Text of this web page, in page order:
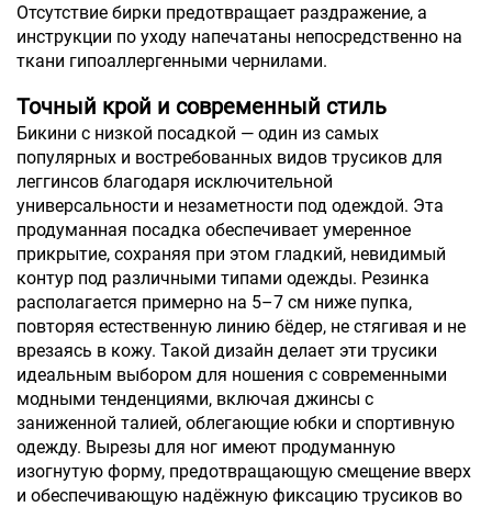
Отсутствие бирки предотвращает раздражение, а
инструкции по уходу напечатаны непосредственно на
ткани гипоаллергенными чернилами.
Точный крой и современный стиль
Бикини с низкой посадкой — один из самых
популярных и востребованных видов трусиков для
леггинсов благодаря исключительной
универсальности и незаметности под одеждой. Эта
продуманная посадка обеспечивает умеренное
прикрытие, сохраняя при этом гладкий, невидимый
контур под различными типами одежды. Резинка
располагается примерно на 5–7 см ниже пупка,
повторяя естественную линию бёдер, не стягивая и не
врезаясь в кожу. Такой дизайн делает эти трусики
идеальным выбором для ношения с современными
модными тенденциями, включая джинсы с
заниженной талией, облегающие юбки и спортивную
одежду. Вырезы для ног имеют продуманную
изогнутую форму, предотвращающую смещение вверх
и обеспечивающую надёжную фиксацию трусиков во